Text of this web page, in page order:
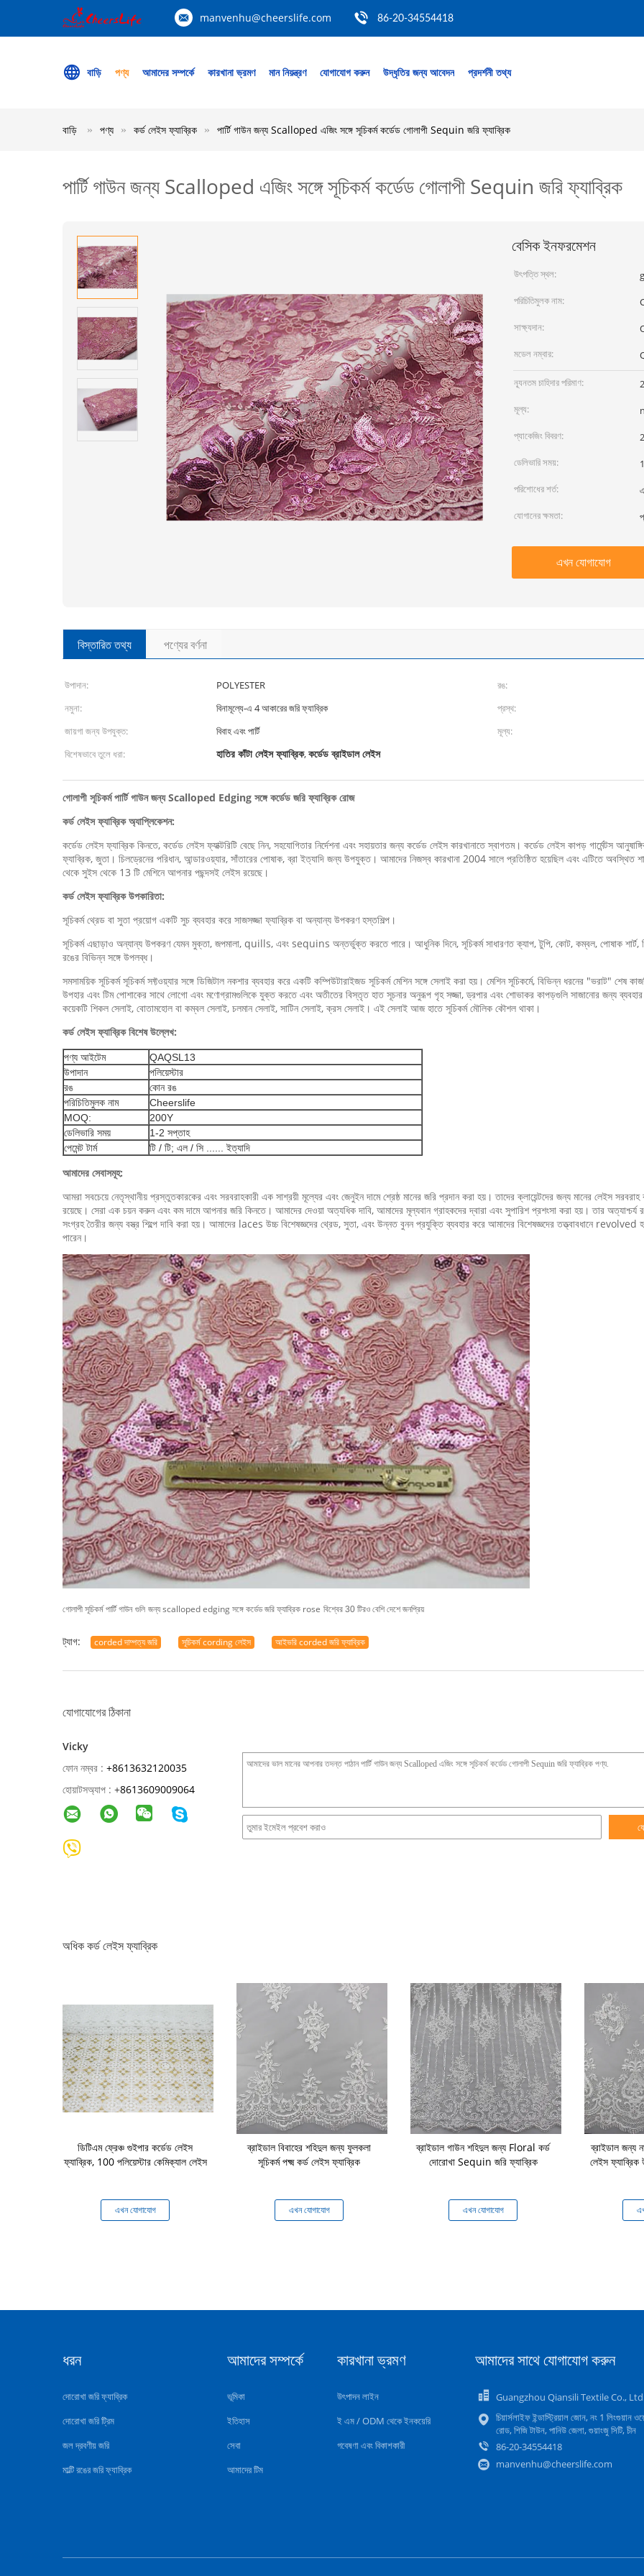
manvenhu@cheerslife.com 86-20-34554418
বাড়ি পণ্য আমাদের সম্পর্কে কারখানা ভ্রমণ মান নিয়ন্ত্রণ যোগাযোগ করুন উদ্ধৃতির জন্য আবেদন প্রদর্শনী তথ্য
বাড়ি পণ্য কর্ড লেইস ফ্যাব্রিক পার্টি গাউন জন্য Scalloped এজিং সঙ্গে সূচিকর্ম কর্ডেড গোলাপী Sequin জরি ফ্যাব্রিক
পার্টি গাউন জন্য Scalloped এজিং সঙ্গে সূচিকর্ম কর্ডেড গোলাপী Sequin জরি ফ্যাব্রিক
বেসিক ইনফরমেশন
উৎপত্তি স্থল:
পরিচিতিমুলক নাম:
সাক্ষ্যদান:
মডেল নম্বার:
ন্যূনতম চাহিদার পরিমাণ:
মূল্য:
প্যাকেজিং বিবরণ:
ডেলিভারি সময়:
পরিশোধের শর্ত:
যোগানের ক্ষমতা:
এখন যোগাযোগ
বিস্তারিত তথ্য পণ্যের বর্ণনা
উপাদান: POLYESTER রঙ:
নমুনা:
বিনামূল্যে-এ 4 আকারের জরি ফ্যাব্রিক প্রস্থ:
জায়গা জন্য উপযুক্ত:
বিবাহ এবং পার্টি মূল্য:
বিশেষভাবে তুলে ধরা:
হাতির কাঁটা লেইস ফ্যাব্রিক,কর্ডেড ব্রাইডাল লেইস
গোলাপী সূচিকর্ম পার্টি গাউন জন্য Scalloped Edging সঙ্গে কর্ডেড জরি ফ্যাব্রিক রোজ
কর্ড লেইস ফ্যাব্রিক অ্যাপ্লিকেশন:
কর্ডেড লেইস ফ্যাব্রিক কিনতে, কর্ডেড লেইস ফ্যাক্টরিটি বেছে নিন, সহযোগিতার নির্দেশনা এবং সহায়তার জন্য কর্ডেড লেইস কারখানাতে স্বাগতম। কর্ডেড লেইস কাপড় গার্মেন্টস
ফ্যাব্রিক, জুতা। চিলড্রেনের পরিধান, আন্ডারওয়্যার, সাঁতারের পোষাক, ব্রা ইত্যাদি জন্য উপযুক্ত। আমাদের নিজস্ব কারখানা 2004 সালে প্রতিষ্ঠিত হয়েছিল এবং এটিতে অবস্থিত
থেকে সুইস থেকে 13 টি মেশিনে আপনার পছন্দসই লেইস রয়েছে।
কর্ড লেইস ফ্যাব্রিক উপকারিতা:
সূচিকর্ম থ্রেড বা সুতা প্রয়োগ একটি সুচ ব্যবহার করে সাজসজ্জা ফ্যাব্রিক বা অন্যান্য উপকরণ হস্তশিল্প।
সূচিকর্ম এছাড়াও অন্যান্য উপকরণ যেমন মুক্তা, জপমালা, quills, এবং sequins অন্তর্ভুক্ত করতে পারে। আধুনিক দিনে, সূচিকর্ম সাধারণত ক্যাপ, টুপি, কোট, কম্বল, পোষাক শার্ট,
রঙের বিভিন্ন সঙ্গে উপলব্ধ।
সমসাময়িক সূচিকর্ম সূচিকর্ম সফ্টওয়্যার সঙ্গে ডিজিটাল নকশার ব্যবহার করে একটি কম্পিউটারাইজড সূচিকর্ম মেশিন সঙ্গে সেলাই করা হয়। মেশিন সূচিকর্মে, বিভিন্ন ধরনের "ভরাট" শেষ
উপহার এবং টিম পোশাকের সাথে লোগো এবং মণোগ্রামগুলিকে যুক্ত করতে এবং অতীতের বিস্তৃত হাত সূচনার অনুরূপ গৃহ সজ্জা, ড্রপার এবং শোভাকর কাপড়গুলি সাজানোর জন্য ব্যবহার
কয়েকটি শিকল সেলাই, বোতামহোল বা কম্বল সেলাই, চলমান সেলাই, সাটিন সেলাই, ক্রস সেলাই। এই সেলাই আজ হাতে সূচিকর্ম মৌলিক কৌশল থাকা।
কর্ড লেইস ফ্যাব্রিক বিশেষ উল্লেখ:
পণ্য আইটেম
QAQSL13
উপাদান
পলিয়েস্টার
রঙ
কোন রঙ
পরিচিতিমুলক নাম
Cheerslife
MOQ:
200Y
ডেলিভারি সময়
1-2 সপ্তাহ
পেমেন্ট টার্ম
টি / টি; এল / সি ...... ইত্যাদি
আমাদের সেবাসমূহ:
আমরা সবচেয়ে নেতৃস্থানীয় প্রস্তুতকারকের এবং সরবরাহকারী এক সাশ্রয়ী মূল্যের এবং জেনুইন দামে শ্রেষ্ঠ মানের জরি প্রদান করা হয়। তাদের ক্লায়েন্টদের জন্য মানের লেইস সরবরাহ
রয়েছে। সেরা এক চয়ন করুন এবং কম দামে আপনার জরি কিনতে। আমাদের দেওয়া অত্যধিক দাবি, আমাদের মূল্যবান গ্রাহকদের দ্বারা এবং সুপারিশ প্রশংসা করা হয়। তার
সংগ্রহ তৈরীর জন্য বস্ত্র শিল্পে দাবি করা হয়। আমাদের laces উচ্চ বিশেষজ্ঞদের থ্রেড, সুতা, এবং উন্নত বুনন প্রযুক্তি ব্যবহার করে আমাদের বিশেষজ্ঞদের তত্ত্বাবধানে
পারেন।
গোলাপী সূচিকর্ম পার্টি গাউন গুলি জন্য scalloped edging সঙ্গে কর্ডেড জরি ফ্যাব্রিক rose বিশ্বের 30 টিরও বেশি দেশে জনপ্রিয়
ট্যাগ: corded দাম্পত্য জরি সূচিকর্ম cording লেইস আইভরি corded জরি ফ্যাব্রিক
যোগাযোগের ঠিকানা
Vicky
ফোন নম্বর : +8613632120035
হোয়াটসঅ্যাপ : +8613609009064
অধিক কর্ড লেইস ফ্যাব্রিক
ডিটিএম ফ্রেঞ্চ গুইপার কর্ডেড লেইস
ফ্যাব্রিক, 100 পলিয়েস্টার কেমিক্যাল লেইস
এখন যোগাযোগ
ব্রাইডাল বিবাহের শহিদুল জন্য ফুলকলা
সূচিকর্ম পক্ষ্ম কর্ড লেইস ফ্যাব্রিক
এখন যোগাযোগ
ব্রাইডাল গাউন শহিদুল জন্য Floral কর্ড
দোরোখা Sequin জরি ফ্যাব্রিক
এখন যোগাযোগ
ব্রাইডাল জন্য
লেইস ফ্যাব্রিক
ধরন
দোরোখা জরি ফ্যাব্রিক
দোরোখা জরি ট্রিম
জল দ্রবণীয় জরি
মাল্টি রঙের জরি ফ্যাব্রিক
আমাদের সম্পর্কে
ভূমিকা
ইতিহাস
সেবা
আমাদের টিম
কারখানা ভ্রমণ
উৎপাদন লাইন
ই এম / ODM থেকে ইনকয়েরি
গবেষণা এবং বিকাশকারী
আমাদের সাথে যোগাযোগ করুন
Guangzhou Qiansili Textile Co.,
চিয়ার্সলাইফ ইন্ডাস্ট্রিয়াল জোন, নং 1 লিংগুয়ান
রোড, শিজি টাউন, পানিউ জেলা, গুয়াংজু সিটি, চীন
86-20-34554418
manvenhu@cheerslife.com